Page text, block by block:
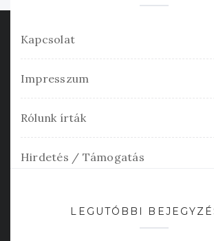
Kapcsolat
Impresszum
Rólunk írták
Hirdetés / Támogatás
LEGUTÓBBI